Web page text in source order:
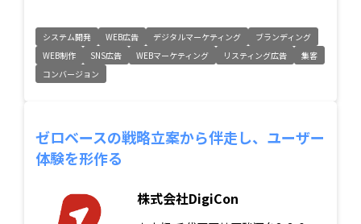
システム開発 WEB広告 デジタルマーケティング
ブランディング
WEB制作
SNS広告 WEBマーケティング リスティング広告
集客
コンバージョン
ゼロベースの戦略立案から伴走し、ユーザー
体験を形作る
株式会社DigiCon